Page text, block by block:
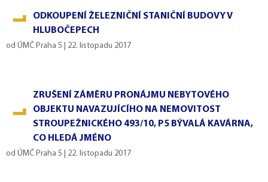
ODKOUPENÍ ŽELEZNIČNÍ STANIČNÍ BUDOVY V
HLUBOČEPECH
od ÚMČ Praha 5 22. listopadu 2017
ZRUŠENÍ ZÁMĚRU PRONÁJMU NEBYTOVÉHO
OBJEKTU NAVAZUJÍCÍHO NA NEMOVITOST
STROUPEŽNICKÉHO 493/10, P5 BÝVALÁ KAVÁRNA,
CO HLEDÁ JMÉNO
od ÚMČ Praha 5 22. listopadu 2017